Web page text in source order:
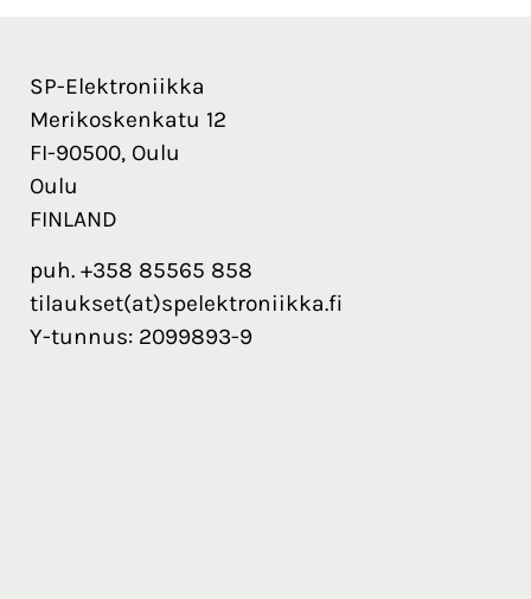
SP-Elektroniikka
Merikoskenkatu 12
FI-90500, Oulu
Oulu
FINLAND
puh. +358 85565 858
tilaukset(at)spelektroniikka.fi
Y-tunnus: 2099893-9